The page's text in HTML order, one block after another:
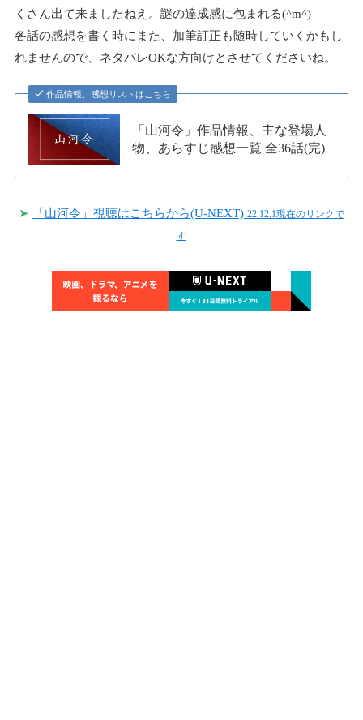
くさん出て来ましたねえ。 謎の達成感に包まれる(^m^)
各話の感想を書く時にまた、加筆訂正も随時していくかもし
れませんので、ネタバレOKな方向けとさせてくださいね。
作品情報、感想リストはこちら
「山河令」作品情報、主な登場人
物、あらすじ感想一覧 全36話(完)
➤ 「山河令」視聴はこちらから(U-NEXT) 22.12.1現在のリンクで
す